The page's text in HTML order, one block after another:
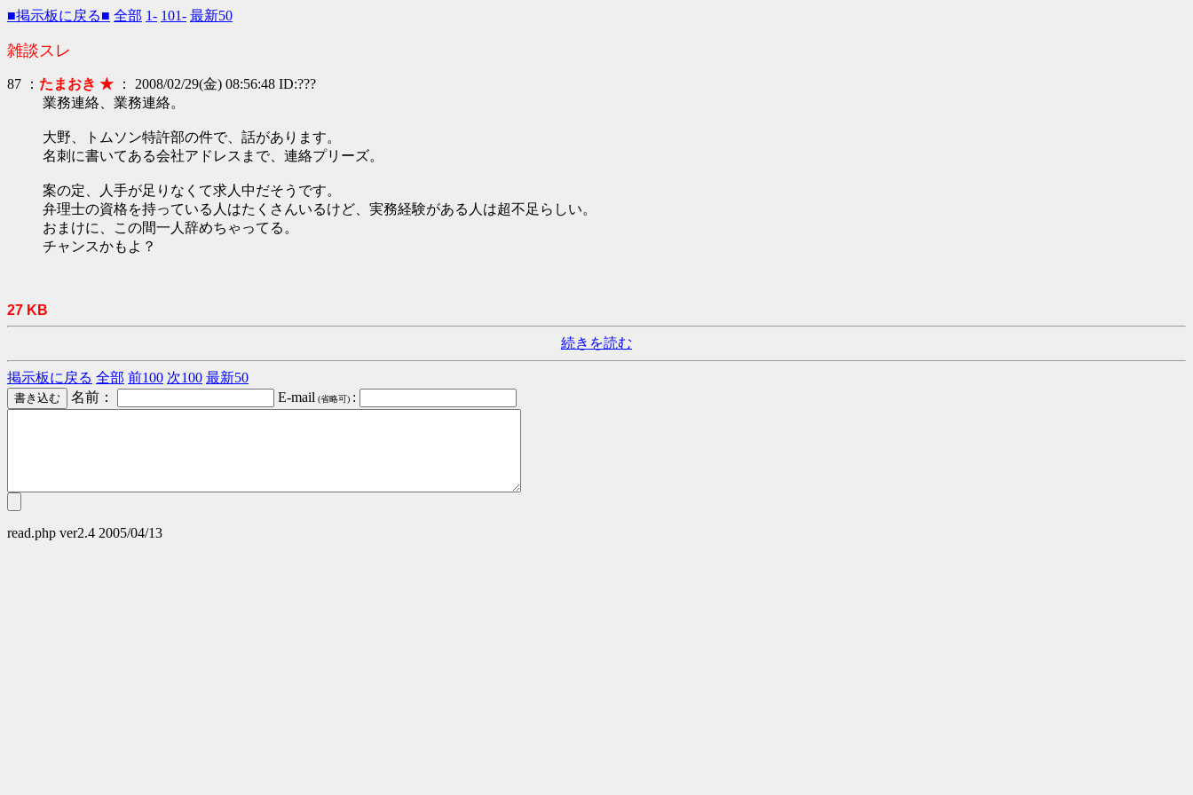
■掲示板に戻る■ 全部 1- 101- 最新50
雑談スレ
87 ： たまおき ★ ： 2008/02/29(金) 08:56:48 ID:???
業務連絡、業務連絡。
大野、トムソン特許部の件で、話があります。
名刺に書いてある会社アドレスまで、連絡プリーズ。
案の定、人手が足りなくて求人中だそうです。
弁理士の資格を持っている人はたくさんいるけど、実務経験がある人は超不足らしい。
おまけに、この間一人辞めちゃってる。
チャンスかもよ？
27 KB
続きを読む
掲示板に戻る 全部 前100 次100 最新50
名前：
E-mail (省略可) :
read.php ver2.4 2005/04/13